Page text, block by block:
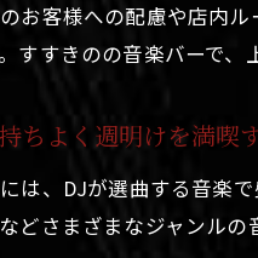
お客様への配慮や店内
すすきのの音楽バーで、
ちよく週明けを満喫
は、DJが選曲する音楽
どさまざまなジャンルの